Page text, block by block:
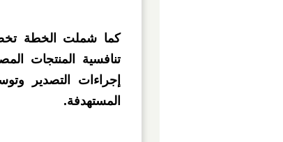
كما شملت الخطة
تنافسية المنتجات
إجراءات التصدير
المستهدفة.